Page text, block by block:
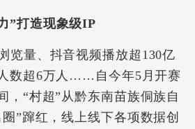
”打造现象级IP
览量、抖音视频播放超130亿
数超6万人……自今年5月开赛
，“村超”从黔东南苗族侗族自
”蹿红，线上线下各项数据创